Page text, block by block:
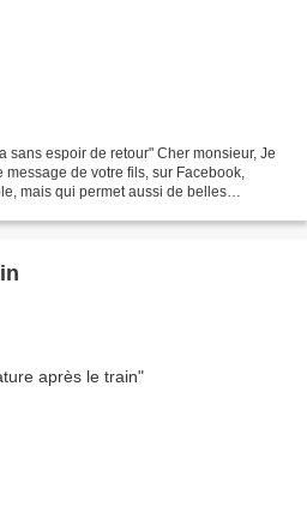
sans espoir de retour" Cher monsieur, Je
de votre fils, sur Facebook,
mais qui permet aussi de belles